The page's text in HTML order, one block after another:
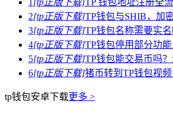
2[tp正版下载]TP钱包与SHIB，加
3[tp正版下载]TP钱包名称需要实
4[tp正版下载]TP钱包停用部分功
5[tp正版下载]TP钱包能交易币吗
6[tp正版下载]猪币转到TP钱包视
tp钱包安卓下载更多 >